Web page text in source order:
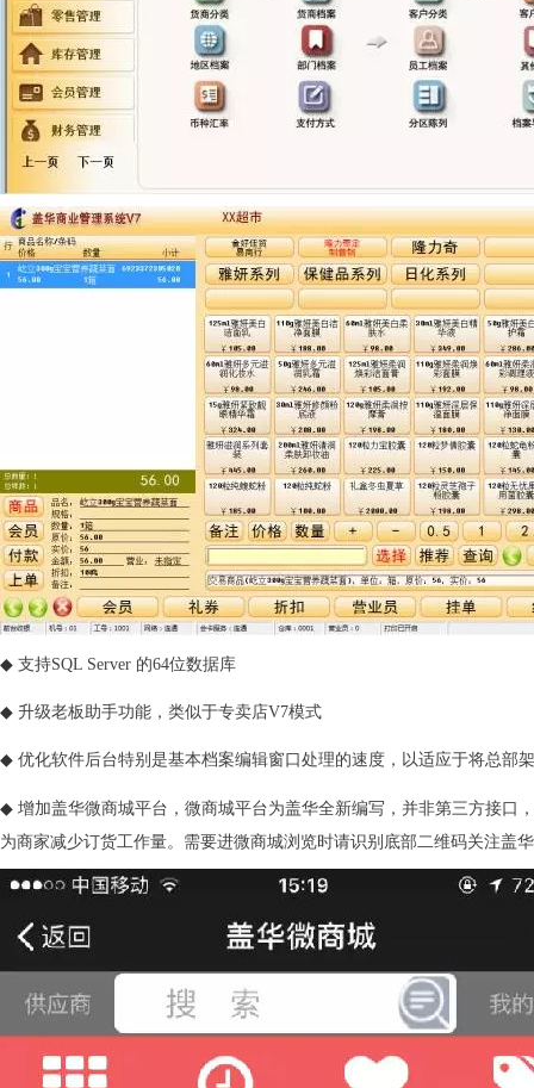
◆ 支持SQL Server 的64位数据库
◆ 升级老板助手功能，类似于专卖店V7模式
◆ 优化软件后台特别是基本档案编辑窗口处理的速度，以适应于将总部
◆ 增加盖华微商城平台，微商城平台为盖华全新编写，并非第三方接口
为商家减少订货工作量。需要进微商城浏览时请识别底部二维码关注盖